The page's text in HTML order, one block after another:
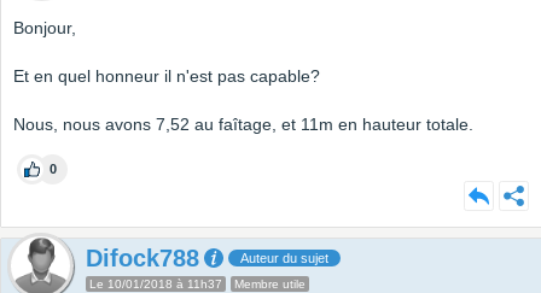
Bonjour,
Et en quel honneur il n'est pas capable?
Nous, nous avons 7,52 au faîtage, et 11m en hauteur totale.
0
Difock788 Auteur du sujet
Le 10/01/2018 à 11h37 Membre utile